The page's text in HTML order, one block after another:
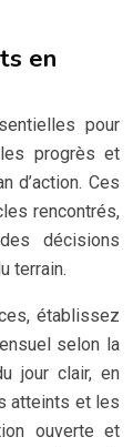
en
pour
les progrès et
d’action. Ces
rencontrés,
décisions
terrain.
établissez
selon la
jour clair, en
atteints et les
ouverte et